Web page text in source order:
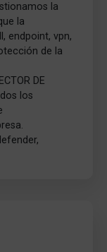
la
la
endpoint, vpn,
de la
DE
los